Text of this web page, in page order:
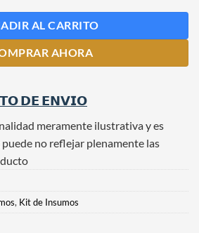
AL CARRITO
AHORA
𝗗𝗘 𝗘𝗡𝗩𝗜𝗢
meramente ilustrativa y es
no reflejar plenamente las
, Kit de Insumos